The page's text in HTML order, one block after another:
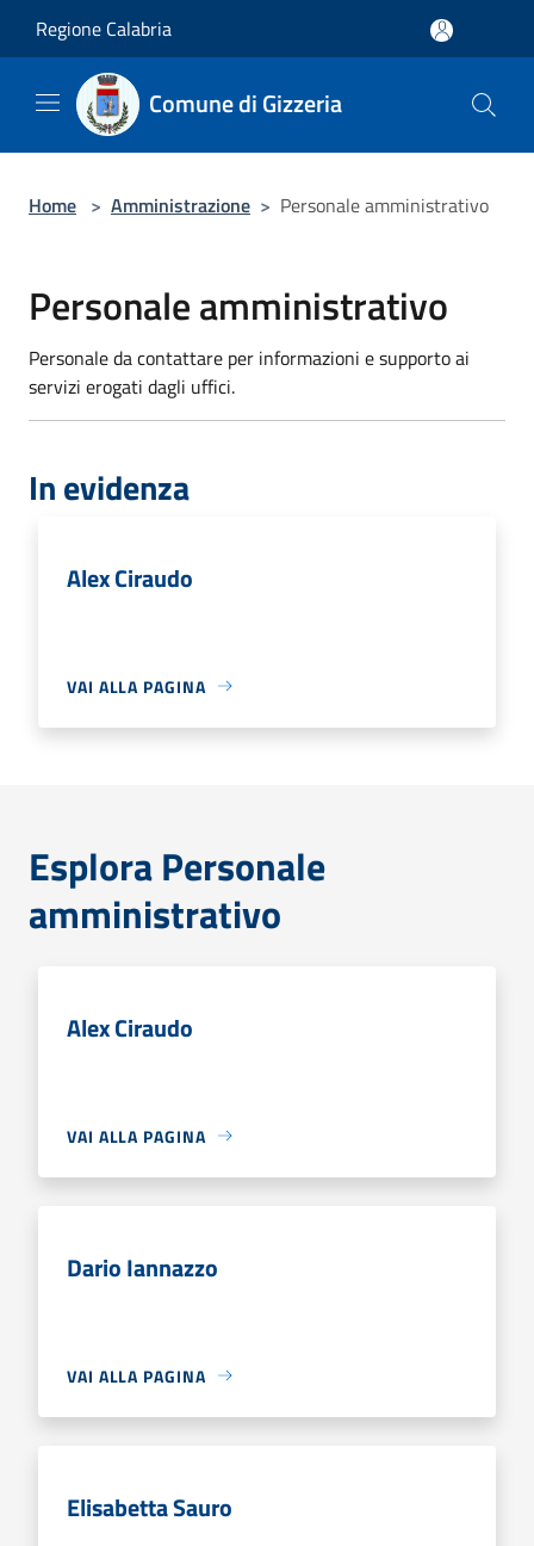
Regione Calabria
Comune di Gizzeria
Home > Amministrazione > Personale amministrativo
Personale amministrativo
Personale da contattare per informazioni e supporto ai
servizi erogati dagli uffici.
In evidenza
Alex Ciraudo
VAI ALLA PAGINA
Esplora Personale
amministrativo
Alex Ciraudo
VAI ALLA PAGINA
Dario Iannazzo
VAI ALLA PAGINA
Elisabetta Sauro